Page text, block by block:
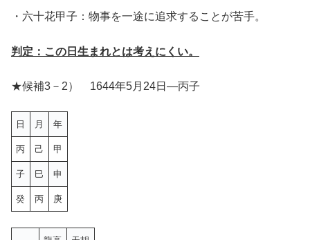
・六十花甲子：物事を一途に追求することが苦手。
判定：この日生まれとは考えにくい。
★候補3－2） 1644年5月24日—丙子
日 月 年
丙 己 甲
子 巳 申
癸 丙 庚